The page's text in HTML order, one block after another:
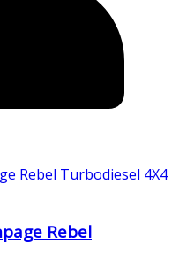
Rebel